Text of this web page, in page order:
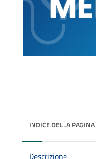
INDICE DELLA PAGINA
Descrizione